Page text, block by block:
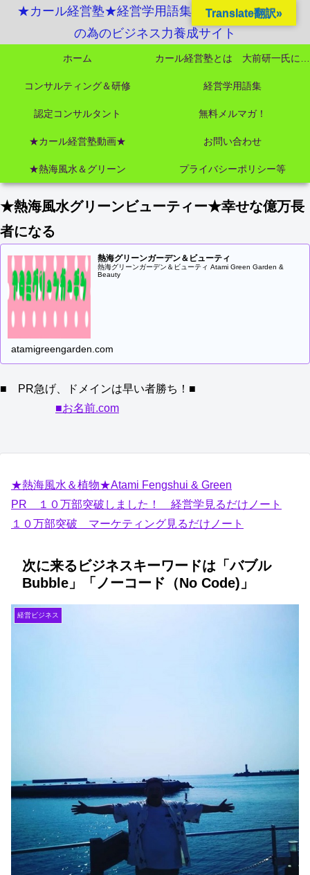
★カール経営塾★経営学用語集起業独立成功MBA
の為のビジネス力養成サイト
ホーム
コンサルティング＆研修 経営学用語集
認定コンサルタント 無料メルマガ！
★カール経営塾動画★ お問い合わせ
★熱海風水＆グリーン プライバシーポリシー等
★熱海風水グリーンビューティー★幸せな億万長
者になる
熱海グリーンガーデン＆ビューティ
熱海グリーンガーデン＆ビューティ Atami Green Garden &
Beauty
atamigreengarden.com
■ PR急げ、ドメインは早い者勝ち！■
■お名前.com
★熱海風水＆植物★Atami Fengshui & Green
PR １０万部突破しました！ 経営学見るだけノート
１０万部突破 マーケティング見るだけノート
次に来るビジネスキーワードは「バブル
Bubble」「ノーコード（No Code)」
経営ビジネス
Translate翻訳»